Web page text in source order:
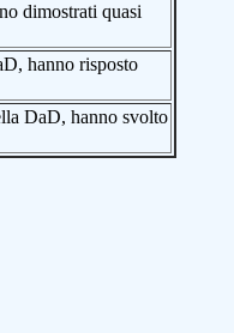
dimostrati quasi
hanno risposto
DaD, hanno svolto